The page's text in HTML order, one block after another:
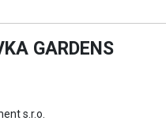
GARDENS
s.r.o.